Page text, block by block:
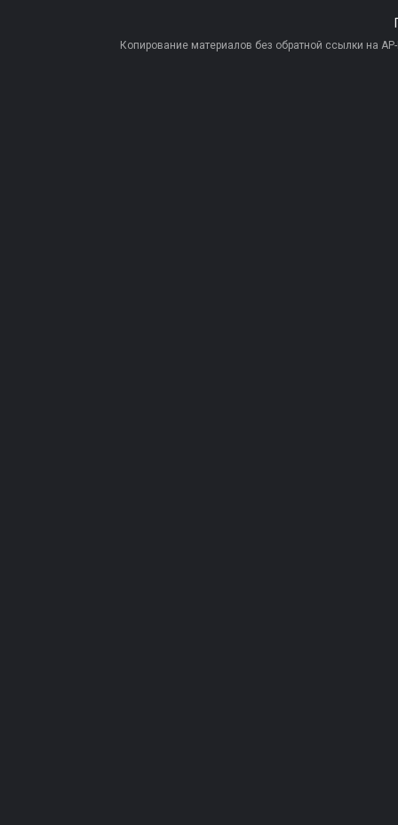
Копирование материалов без обратной ссылки на